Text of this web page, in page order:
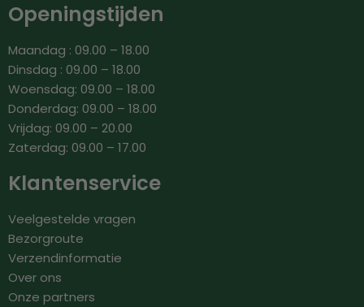
Openingstijden
Maandag : 09.00 – 18.00
Dinsdag : 09.00 – 18.00
Woensdag: 09.00 – 18.00
Donderdag: 09.00 – 18.00
Vrijdag: 09.00 – 20.00
Zaterdag: 09.00 – 17.00
Klantenservice
Veelgestelde vragen
Bezorgroute
Verzendinformatie
Over ons
Onze partners